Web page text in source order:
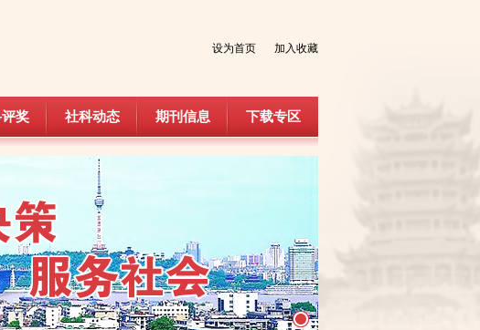
加入收藏
设为首页
奖
奖
社科动态
社科动态
期刊信息
期刊信息
下载专区
下载专区